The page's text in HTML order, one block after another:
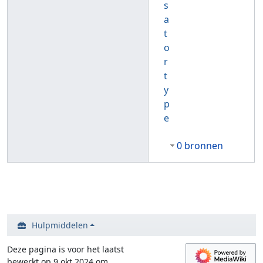
s
a
t
o
r
t
y
p
e
0 bronnen
Hulpmiddelen
Deze pagina is voor het laatst